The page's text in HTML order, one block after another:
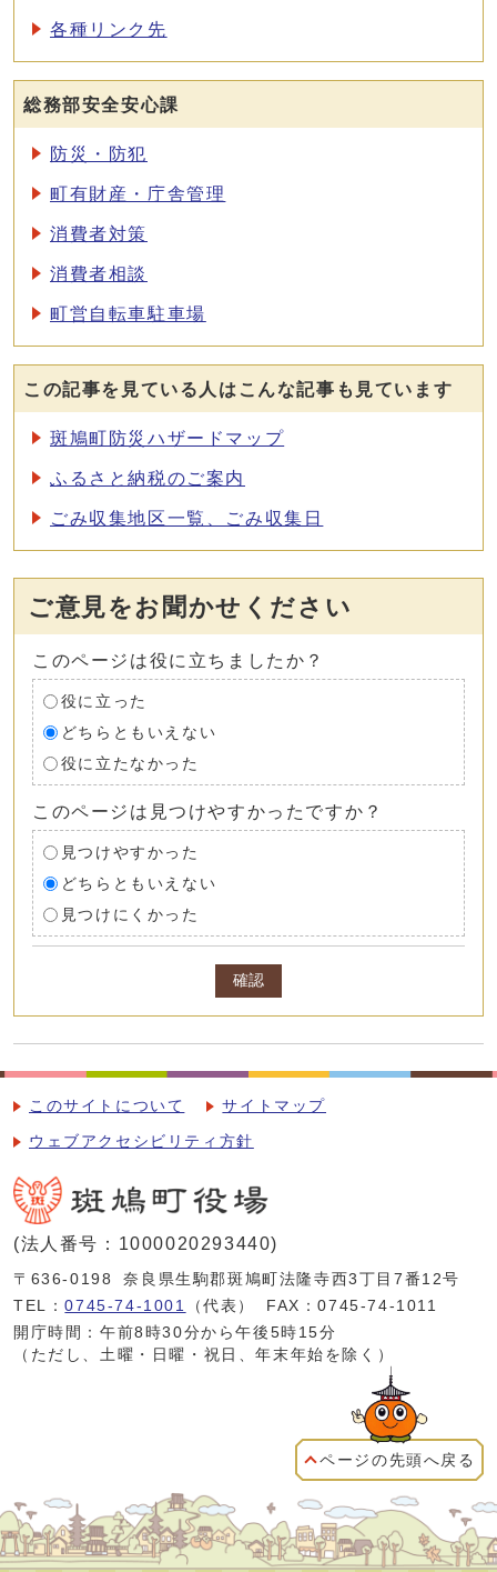
各種リンク先
総務部安全安心課
防災・防犯
町有財産・庁舎管理
消費者対策
消費者相談
町営自転車駐車場
この記事を見ている人はこんな記事も見ています
斑鳩町防災ハザードマップ
ふるさと納税のご案内
ごみ収集地区一覧、ごみ収集日
ご意見をお聞かせください
このページは役に立ちましたか？
役に立った
どちらともいえない
役に立たなかった
このページは見つけやすかったですか？
見つけやすかった
どちらともいえない
見つけにくかった
確認
このサイトについて サイトマップ
ウェブアクセシビリティ方針
(法人番号：1000020293440)
〒636-0198
奈良県生駒郡斑鳩町法隆寺西3丁目7番12号
TEL：0745-74-1001 （代表）
FAX：0745-74-1011
開庁時間：午前8時30分から午後5時15分
（ただし、土曜・日曜・祝日、年末年始を除く）
ページの先頭へ戻る